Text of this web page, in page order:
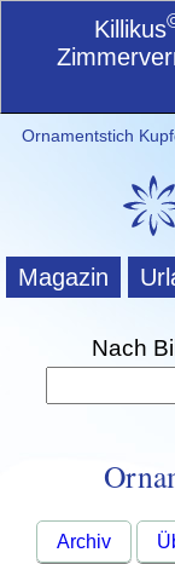
Killikus
Ornamentstich
Magazin
Nach
Archiv